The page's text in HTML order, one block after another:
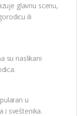
glavnu scenu,
ili
su naslikani
u
i sveštenika.